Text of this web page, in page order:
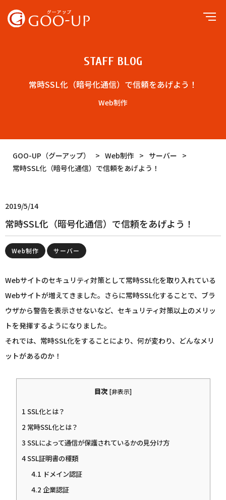
STAFF BLOG
常時SSL化（暗号化通信）で信頼をあげよう！
Web制作
GOO-UP（グーアップ） > Web制作 > サーバー >
常時SSL化（暗号化通信）で信頼をあげよう！
2019/5/14
常時SSL化（暗号化通信）で信頼をあげよう！
Web制作 サーバー
Webサイトのセキュリティ対策として常時SSL化を取り入れている
Webサイトが増えてきました。さらに常時SSL化することで、ブラ
ウザから警告を表示させないなど、セキュリティ対策以上のメリッ
トを発揮するようになりました。
それでは、常時SSL化をすることにより、何が変わり、どんなメリ
ットがあるのか！
目次 [非表示]
1 SSL化とは？
2 常時SSL化とは？
3 SSLによって通信が保護されているかの見分け方
4SSL証明書の種類
4.1 ドメイン認証
4.2 企業認証